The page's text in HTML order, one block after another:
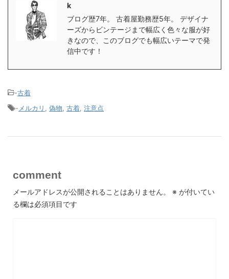
k
ブログ歴7年。 古着屋勤務歴5年。 デザイナ
ーズからビンテージまで幅広く色々な服が好
きなので、このブログでも幅広いテーマで発
信中です！
-古着
- メルカリ 偽物 古着 注意点
comment
メールアドレスが公開されることはありません。 ※ が付いてい
る欄は必須項目です